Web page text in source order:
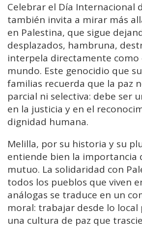
Celebrar el Día Internacional
también invita a mirar más
en Palestina, que sigue
desplazados, hambruna,
interpela directamente como
mundo. Este genocidio que
familias recuerda que la paz
parcial ni selectiva: debe ser
en la justicia y en el
dignidad humana.
Melilla, por su historia y su
entiende bien la importancia
mutuo. La solidaridad con
todos los pueblos que viven
análogas se traduce en un
moral: trabajar desde lo
una cultura de paz que